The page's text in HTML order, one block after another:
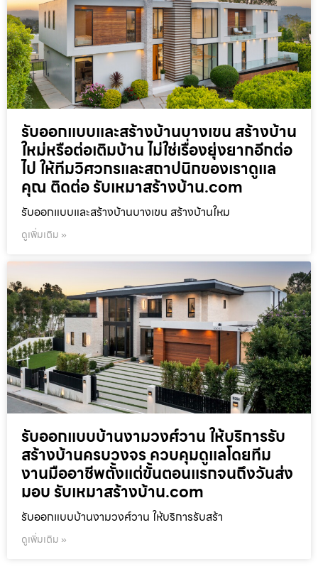
รับออกแบบและสร้างบ้านบางเขน สร้างบ้าน
ใหม่หรือต่อเติมบ้าน ไม่ใช่เรื่องยุ่งยากอีกต่อ
ไป ให้ทีมวิศวกรและสถาปนิกของเราดูแล
คุณ ติดต่อ รับเหมาสร้างบ้าน.com
รับออกแบบและสร้างบ้านบางเขน สร้างบ้านใหม
ดูเพิ่มเติม »
รับออกแบบบ้านงามวงศ์วาน ให้บริการรับ
สร้างบ้านครบวงจร ควบคุมดูแลโดยทีม
งานมืออาชีพตั้งแต่ขั้นตอนแรกจนถึงวันส่ง
มอบ รับเหมาสร้างบ้าน.com
รับออกแบบบ้านงามวงศ์วาน ให้บริการรับสร้า
ดูเพิ่มเติม »